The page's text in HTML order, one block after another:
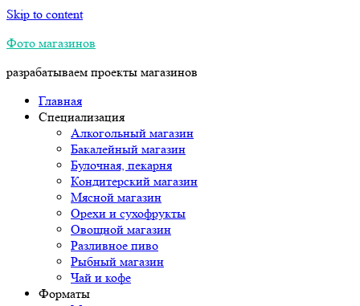
Skip to content
Фото магазинов
разрабатываем проекты магазинов
Главная
Специализация
Алкогольный магазин
Бакалейный магазин
Булочная, пекарня
Кондитерский магазин
Мясной магазин
Орехи и сухофрукты
Овощной магазин
Разливное пиво
Рыбный магазин
Чай и кофе
Форматы